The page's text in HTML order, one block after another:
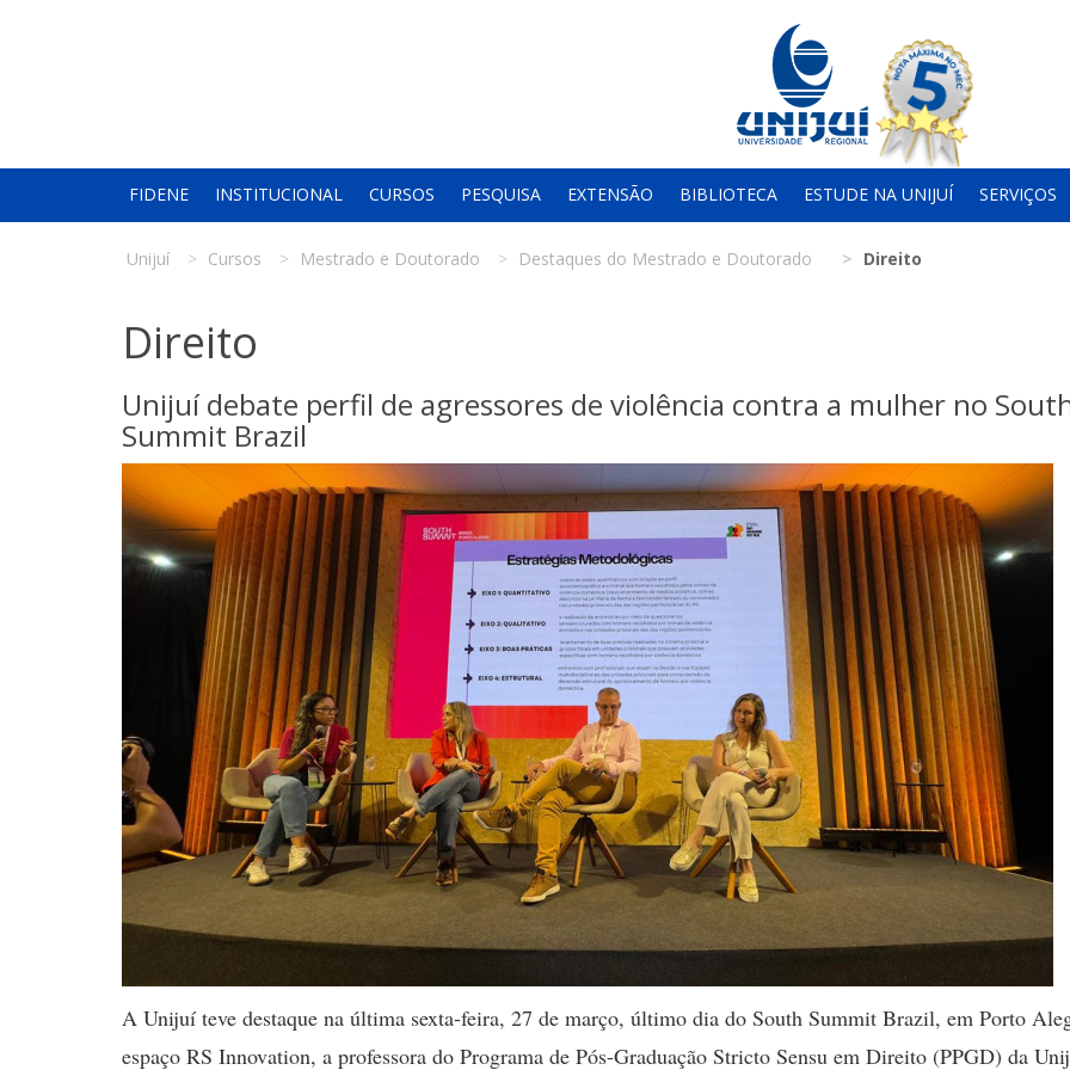
FIDENE INSTITUCIONAL CURSOS PESQUISA EXTENSÃO BIBLIOTECA ESTUDE NA UNIJUÍ SERVIÇOS
Unijuí Cursos Mestrado e Doutorado Destaques do Mestrado e Doutorado Direito
Direito
Unijuí debate perfil de agressores de violência contra a mulher no
Summit Brazil
A Unijuí teve destaque na última sexta-feira, 27 de março, último dia do South Summit Brazil, em Porto
espaço RS Innovation, a professora do Programa de Pós-Graduação Stricto Sensu em Direito (PPGD) da